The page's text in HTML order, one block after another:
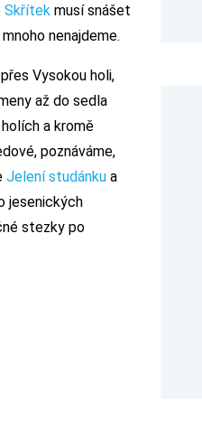
Skřítek musí snášet
nenajdeme.
Vysokou holi,
až do sedla
a kromě
poznáváme,
Jelení studánku a
jesenických
stezky po